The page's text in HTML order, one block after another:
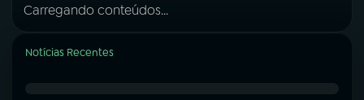
Carregando conteúdos...
Notícias Recentes